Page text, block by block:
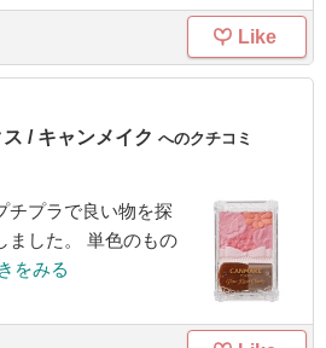
Like
/ キャンメイク へのクチコミ
チプラで良い物を探
ました。 単色のもの
をみる